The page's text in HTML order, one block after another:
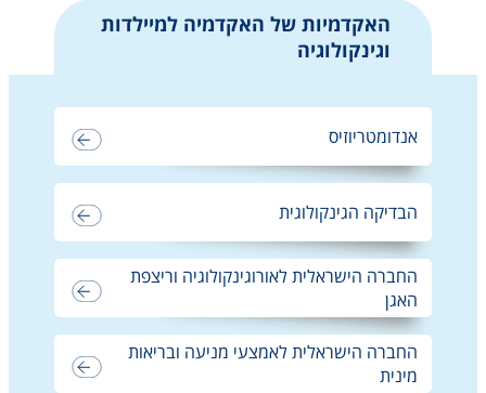
האקדמיות של האקדמיה למיילדות
וגינקולוגיה
אנדומטריוזיס
הבדיקה הגינקולוגית
החברה הישראלית לאורוגינקולוגיה וריצפת
האגן
החברה הישראלית לאמצעי מניעה ובריאות
מינית